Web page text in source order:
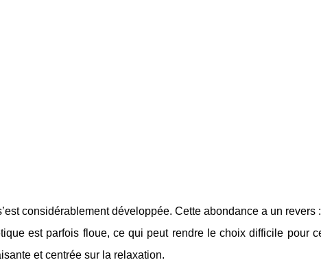
considérablement développée. Cette abondance a un revers
est parfois floue, ce qui peut rendre le choix difficile pour
et centrée sur la relaxation.